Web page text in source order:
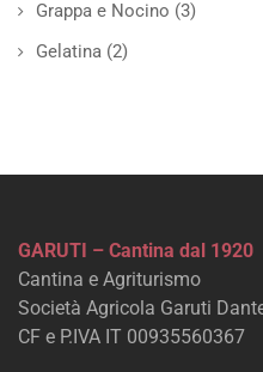
Grappa e Nocino (3)
Gelatina (2)
GARUTI – Cantina dal 1920
Cantina e Agriturismo
Società Agricola Garuti
CF e P.IVA IT 00935560367